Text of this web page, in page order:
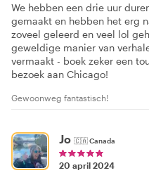
We hebben een drie uur
gemaakt en hebben het erg
zoveel geleerd en veel lol
geweldige manier van
vermaakt - boek zeker een
bezoek aan Chicago!
Gewoonweg fantastisch!
Jo 🇨🇦Canada
20 april 2024